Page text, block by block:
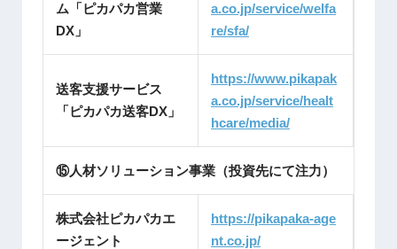
ム「ピカパカ営業
DX」
a.co.jp/service/welfa
re/sfa/
送客支援サービス
「ピカパカ送客DX」
https://www.pikapak
a.co.jp/service/healt
hcare/media/
⑮人材ソリューション事業（投資先にて注力）
株式会社ピカパカエ
ージェント
https://pikapaka-age
nt.co.jp/